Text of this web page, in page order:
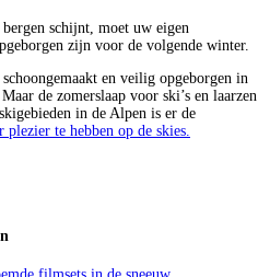
schijnt, moet uw eigen
zijn voor de volgende winter.
en veilig opgeborgen in
de zomerslaap voor ski’s en laarzen
in de Alpen is er de
plezier te hebben op de skies.